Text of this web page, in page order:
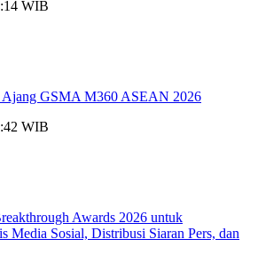
WIB
Ajang GSMA M360 ASEAN 2026
WIB
Awards 2026 untuk
Media Sosial, Distribusi Siaran Pers, dan